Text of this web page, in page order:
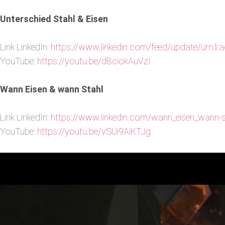
Unterschied Stahl & Eisen
Link LinkedIn: https://www.linkedin.com/feed/update/
YouTube: https://youtu.be/dBciokAuVzI
Wann Eisen & wann Stahl
Link LinkedIn: https://www.linkedin.com/wann_eisen_wann-
YouTube: https://youtu.be/vSUi9AiKTJg